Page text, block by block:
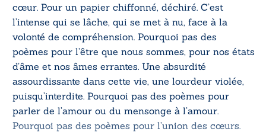
cœur. Pour un papier chiffonné, déchiré. C’est
l’intense qui se lâche, qui se met à nu, face à la
volonté de compréhension. Pourquoi pas des
poèmes pour l’être que nous sommes, pour nos états
d’âme et nos âmes errantes. Une absurdité
assourdissante dans cette vie, une lourdeur violée,
puisqu’interdite. Pourquoi pas des poèmes pour
parler de l’amour ou du mensonge à l’amour.
Pourquoi pas des poèmes pour l’union des cœurs.